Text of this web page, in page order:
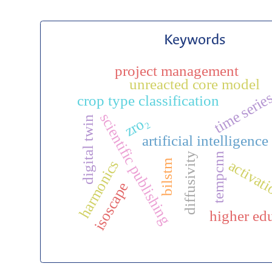
Keywords
artificial intelligence
scientific publishing
crop type classificationtime
tempcnn
bilstm diffusivity
unreacted core model
higher
harmonics
digital twin
project management
isoscape
zro₂